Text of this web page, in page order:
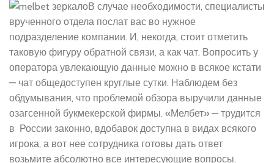
В случае необходимости, специалисты
врученного отдела послат вас во нужное
подразделение компании. И, некогда, стоит отметить
таковую фигуру обратной связи, а как чат. Вопросить у
оператора увлекающую данные можно в всякое кстати
— чат общедоступен круглые сутки. Наблюдем без
обдумывания, что проблемой обзора выручили данные
озагсенной букмекерской фирмы. «Мелбет» — трудится
в России законно, вдобавок доступна в видах всякого
игрока, а вот нее сотрудника готовы дать ответ
возьмите абсолютно все интересующие вопросы.